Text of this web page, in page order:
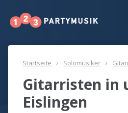
Startseite Solomusiker
Gitarristen in
Eislingen